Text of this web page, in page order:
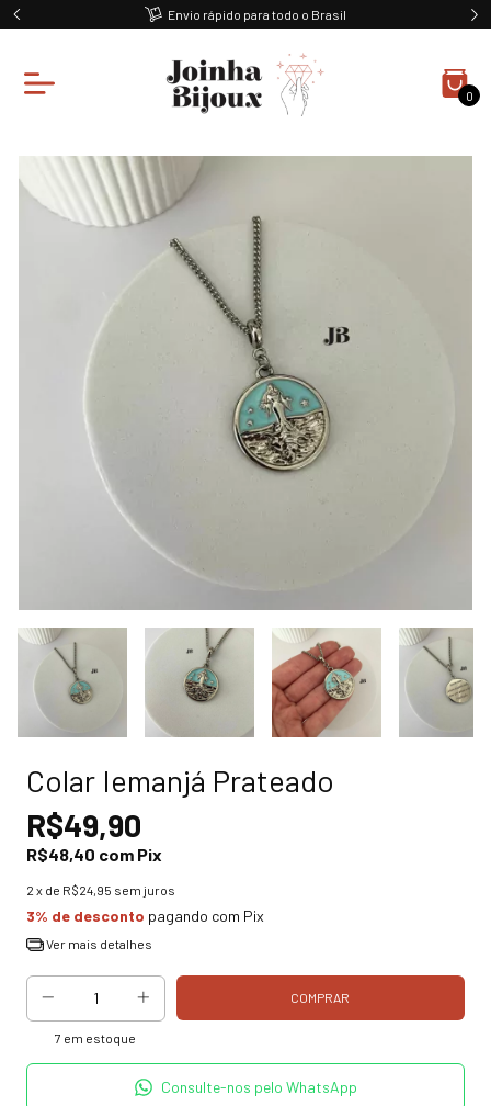
Envio rápido para todo o Brasil
0
Colar Iemanjá Prateado
R$49,90
R$48,40 com Pix
2 x de R$24,95 sem juros
3% de desconto pagando com Pix
Ver mais detalhes
7 em estoque
Consulte-nos pelo WhatsApp